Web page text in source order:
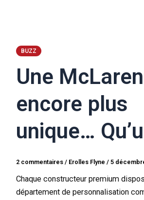
BUZZ
Une
encore plus
unique…
2 commentaires / Erolles Flyne/5
Chaque constructeur premium
département de personnalisation